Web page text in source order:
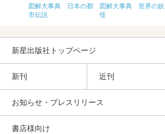
図解大事典 日本の都
市伝説
図解大事典 世界の妖
怪
新星出版社トップページ
新刊 近刊
お知らせ・プレスリリース
書店様向け